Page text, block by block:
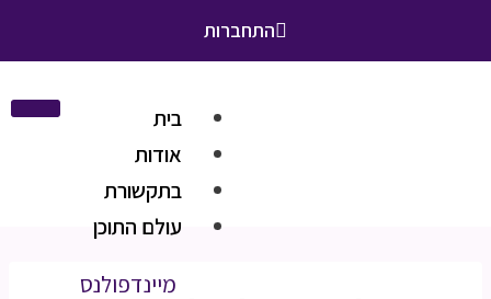
התחברות
בית
אודות
בתקשורת
עולם התוכן
מיינדפולנס